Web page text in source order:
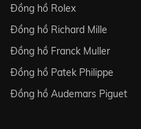
Đồng hồ Rolex
Đồng hồ Richard Mille
Đồng hồ Franck Muller
Đồng hồ Patek Philippe
Đồng hồ Audemars Piguet